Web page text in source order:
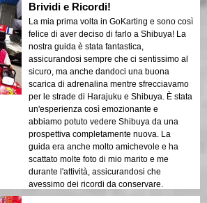
un'esperienza migliore. Questo è
sicuramente un modo indimenticabile per
esplorare Shibuya e vivere l'energia della
città. Altamente raccomandato a chiunque
visiti Tokyo!
Brividi e Ricordi!
La mia prima volta in GoKarting e sono così
felice di aver deciso di farlo a Shibuya! La
nostra guida è stata fantastica,
assicurandosi sempre che ci sentissimo al
sicuro, ma anche dandoci una buona
scarica di adrenalina mentre sfrecciavamo
per le strade di Harajuku e Shibuya. È stata
un'esperienza così emozionante e
abbiamo potuto vedere Shibuya da una
prospettiva completamente nuova. La
guida era anche molto amichevole e ha
scattato molte foto di mio marito e me
durante l'attività, assicurandosi che
avessimo dei ricordi da conservare.
Consiglierei vivamente questa esperienza